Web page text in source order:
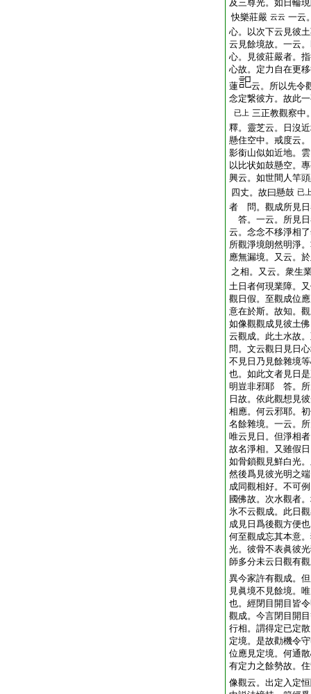
及三尊光。如日輪
快樂莊嚴 云云 一云
心。以次下云見彼
云見餘境故。一云
心。見彼莊嚴者。
心故。定力自在更
蓮
云。所以先令
念定繋彼方。故此
已上 三正教觀察中
釋。靈芝云。日沒
懸住空中。戒度云
影銜山似如近地。
以比状如鼓懸空。
興云。如世間人竿
四丈。故曰懸鼓 已
者 問。觀成所見日
答。一云。所見
云。念念不移淨相
所觀淨境朗然明淨
應無漏境。又云。
之相。又云。衆生
土日者何現業障。
觀日假。至觀成位
意在於斯。故知。
如像觀觀成見彼土
云觀成。此土水故
問。文云觀日見日
不見日乃見餘雜境
也。如此文者見日
明豈非邪耶 答。所
日故。依此觀想見
相應。何云邪耶。
名餘雜境。一云。
唯云見日。但淨相
故名淨相。又雖假
如骨鎖觀見鮮白光
然後爲見彼光明之
成同觀相好。不可
國佛故。次水觀者
氷不云觀成。此日
成見日爲後觀方便
何至觀成忘其本意
光。彼骨不表眞彼
師多分未云日觀有
異今家許有觀成。
見眞境不見餘境。
也。經閉目開目皆
觀成。今言閉目開
行相。謂得定已定
定境。是故勸機令
位應見定境。何通
有定力之餘勢故。
像觀云。出定入定